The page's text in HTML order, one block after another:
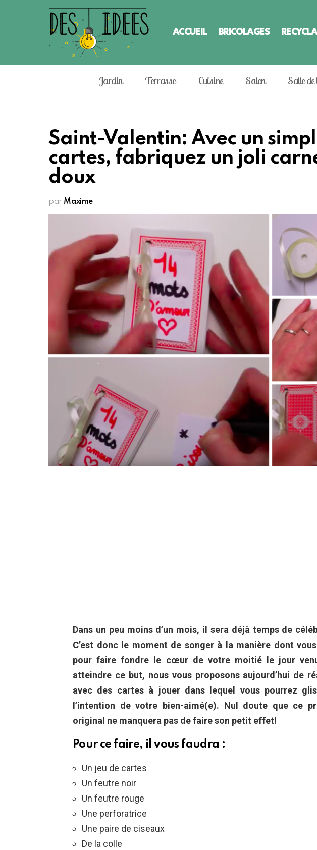
ACCUEIL BRICOLAGES
Jardin Terrasse Cuisine Salon Salle
Saint-Valentin: Avec un
cartes, fabriquez un joli
doux
par Maxime
Dans un peu moins d’un mois, il sera déjà temps de
C’est donc le moment de songer à la manière dont
pour faire fondre le cœur de votre moitié le jour
atteindre ce but, nous vous proposons aujourd’hui de
avec des cartes à jouer dans lequel vous pourrez
l’intention de votre bien-aimé(e). Nul doute que ce
original ne manquera pas de faire son petit effet!
Pour ce faire, il vous faudra :
Un jeu de cartes
Un feutre noir
Un feutre rouge
Une perforatrice
Une paire de ciseaux
De la colle